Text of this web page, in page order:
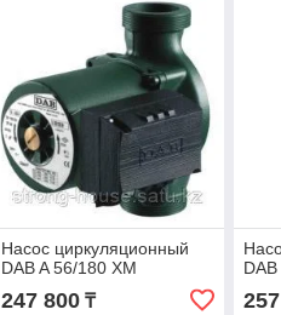
Насос циркуляционный
DAB A 56/180 XM
247 800₸